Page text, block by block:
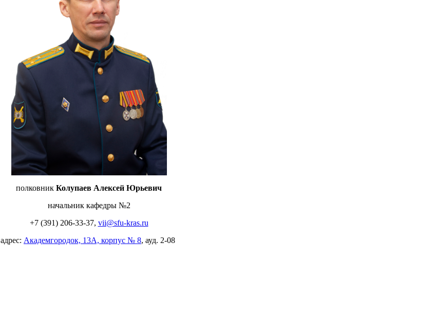
полковник Колупаев Алексей Юрьевич
начальник кафедры №2
+7 (391) 206-33-37, vii@sfu-kras.ru
адрес: Академгородок, 13А, корпус № 8, ауд. 2-08